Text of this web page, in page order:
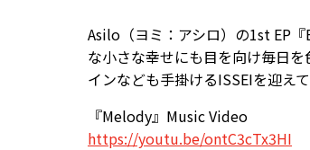
Asilo（ヨミ：アシロ）の1st EP
な小さな幸せにも目を向け毎日
インなども手掛けるISSEIを迎え
『Melody』Music Video
https://youtu.be/ontC3cTx3HI